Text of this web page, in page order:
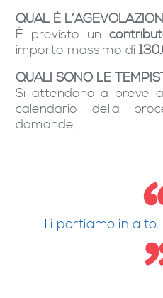
QUAL È
È previsto un
importo massimo di
QUALI SONO LE
Si attendono a breve
calendario della
domande.
Ti portiamo in